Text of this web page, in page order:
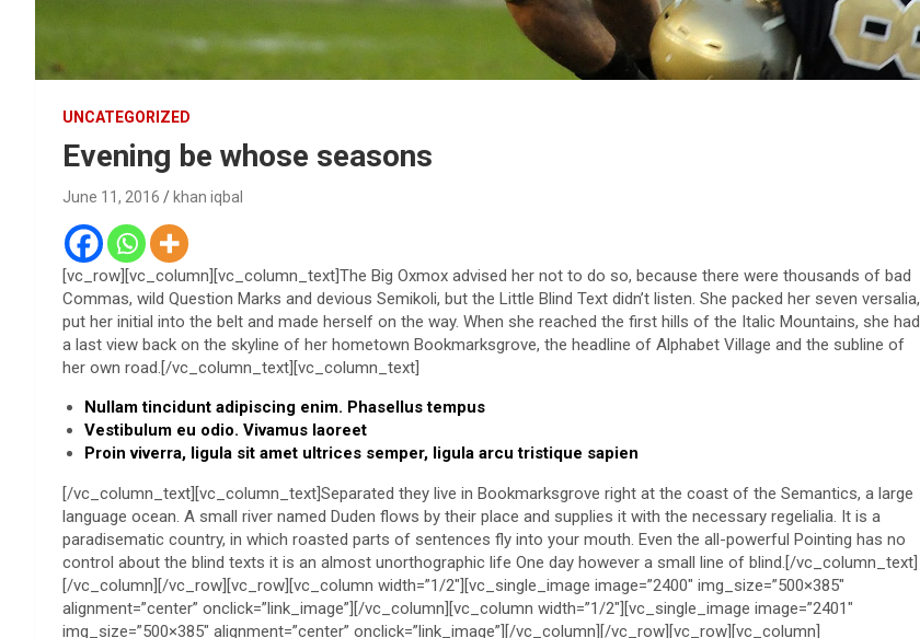
UNCATEGORIZED
Evening be whose seasons
June 11, 2016 khan iqbal
[vc_row][vc_column][vc_column_text]The Big Oxmox advised her not to do so, because there were thousands of bad
Commas, wild Question Marks and devious Semikoli, but the Little Blind Text didn’t listen. She packed her seven versalia,
put her initial into the belt and made herself on the way. When she reached the first hills of the Italic Mountains, she had
a last view back on the skyline of her hometown Bookmarksgrove, the headline of Alphabet Village and the subline of
her own road.[/vc_column_text][vc_column_text]
Nullam tincidunt adipiscing enim. Phasellus tempus
Vestibulum eu odio. Vivamus laoreet
Proin viverra, ligula sit amet ultrices semper, ligula arcu tristique sapien
[/vc_column_text][vc_column_text]Separated they live in Bookmarksgrove right at the coast of the Semantics, a large
language ocean. A small river named Duden flows by their place and supplies it with the necessary regelialia. It is a
paradisematic country, in which roasted parts of sentences fly into your mouth. Even the all-powerful Pointing has no
control about the blind texts it is an almost unorthographic life One day however a small line of blind.[/vc_column_text]
[/vc_column][/vc_row][vc_row][vc_column width=”1/2″][vc_single_image image=”2400″ img_size=”500×385″
alignment=”center” onclick=”link_image”][/vc_column][vc_column width=”1/2″][vc_single_image image=”2401″
img_size=”500×385″ alignment=”center” onclick=”link_image”][/vc_column][/vc_row][vc_row][vc_column]